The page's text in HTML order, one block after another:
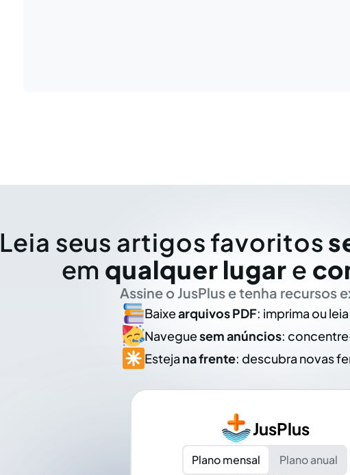
Leia seus artigos favoritos
em qualquer lugar e
Assine o JusPlus e tenha recursos
Baixearquivos PDF: imprima ou
Naveguesem anúncios:
Esteja na frente: descubra novas
JusPlus
Plano mensal
Plano anual